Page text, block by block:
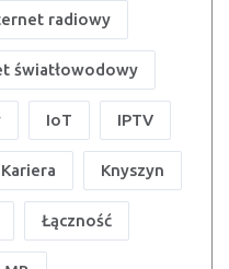
radiowy
światłowodowy
IoT IPTV
Kariera Knyszyn
Łączność